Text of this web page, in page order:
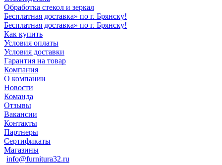
Обработка стекол и зеркал
Бесплатная доставка» по г. Брянску!
Бесплатная доставка» по г. Брянску!
Как купить
Условия оплаты
Условия доставки
Гарантия на товар
Компания
О компании
Новости
Команда
Отзывы
Вакансии
Контакты
Партнеры
Сертификаты
Магазины
info@furnitura32.ru